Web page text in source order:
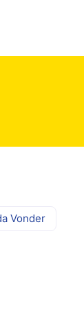
Vonder